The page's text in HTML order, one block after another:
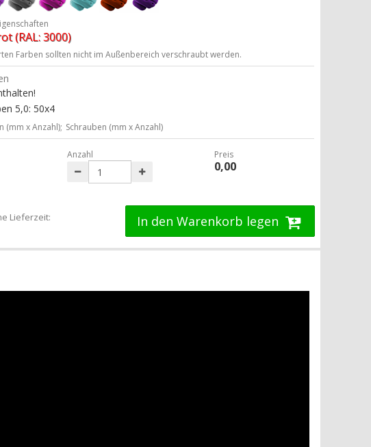
(RAL: 3000)
Farben sollten nicht im Außenbereich verschraubt werden.
5,0: 50x4
(mm x Anzahl); Schrauben (mm x Anzahl)
Anzahl Preis
0,00
Lieferzeit:
In den Warenkorb legen